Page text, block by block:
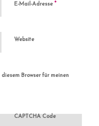
E-Mail-Adresse *
Website
Browser für meinen
CAPTCHA Code